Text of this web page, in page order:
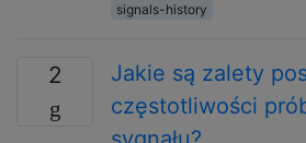
signals-history
2
Jakie są zalety
częstotliwości